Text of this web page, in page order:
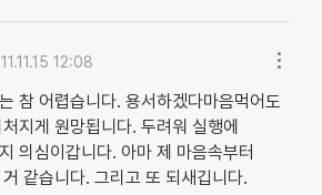
12:08
참 어렵습니다. 용서하겠다마음먹어도
지게 원망됩니다. 두려워 실행에
의심이갑니다. 아마 제 마음속부터
같습니다. 그리고 또 되새깁니다.